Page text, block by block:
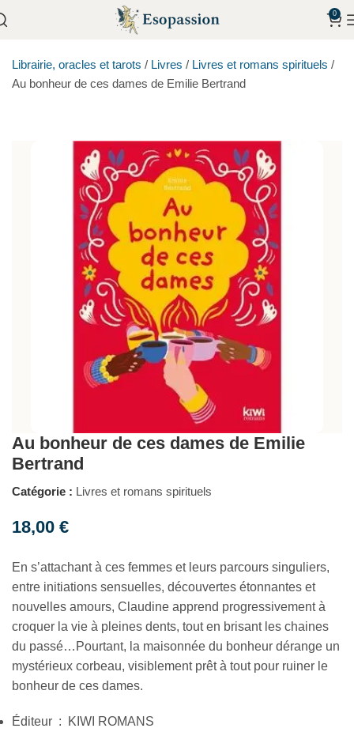
0
Librairie, oracles et tarots / Livres / Livres et romans spirituels /
Au bonheur de ces dames de Emilie Bertrand
Au bonheur de ces dames de Emilie
Bertrand
Catégorie : Livres et romans spirituels
18,00 €
En s’attachant à ces femmes et leurs parcours singuliers,
entre initiations sensuelles, découvertes étonnantes et
nouvelles amours, Claudine apprend progressivement à
croquer la vie à pleines dents, tout en brisant les chaines
du passé…Pourtant, la maisonnée du bonheur dérange un
mystérieux corbeau, visiblement prêt à tout pour ruiner le
bonheur de ces dames.
Éditeur ‏ : ‎ KIWI ROMANS